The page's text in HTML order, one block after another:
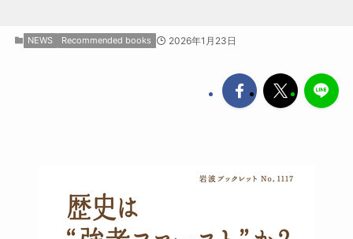
NEWS Recommended books 2026年1月23日